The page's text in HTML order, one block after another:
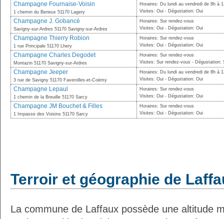
Champagne Fournaise-Voisin
1 chemin du Berieux 51170 Lagery
Horaires: Du lundi au vendredi de 8h à
Visites: Oui - Dégustation: Oui
Champagne J. Gobancé
Savigny-sur-Ardres 51170 Savigny-sur-Ardres
Horaires: Sur rendez-vous
Visites: Oui - Dégustation: Oui
Champagne Thierry Robion
1 rue Principale 51170 Lhery
Horaires: Sur rendez-vous
Visites: Oui - Dégustation: Oui
Champagne Charles Degodet
Montazin 51170 Savigny-sur-Ardres
Horaires: Sur rendez-vous
Visites: Sur rendez-vous - Dégustation:
Champagne Jeeper
3 rue de Savigny 51170 Faverolles-et-Coëmy
Horaires: Du lundi au vendredi de 8h à
Visites: Oui - Dégustation: Oui
Champagne Lepaul
1 chemin de la Breuille 51170 Sarcy
Horaires: Sur rendez-vous
Visites: Oui - Dégustation: Oui
Champagne JM Bouchet & Filles
1 Impasse des Voisins 51170 Sarcy
Horaires: Sur rendez-vous
Visites: Oui - Dégustation: Oui
Terroir et géographie de
La commune de Laffaux possède une altitude